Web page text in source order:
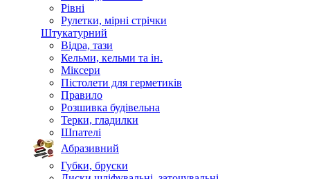
Штангенциркуль
Косинці, Лінійки
Рівні
Рулетки, мірні стрічки
Штукатурний
Відра, тази
Кельми, кельми та ін.
Міксери
Пістолети для герметиків
Правило
Розшивка будівельна
Терки, гладилки
Шпателі